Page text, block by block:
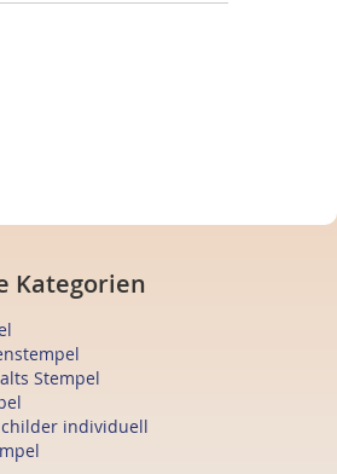
Kategorien
Stempel
individuell